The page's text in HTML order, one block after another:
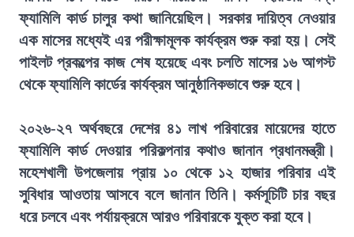
ফ্যামিলি কার্ড চালুর কথা জানিয়েছিল। সরকার দায়িত্ব নেওয়ার
এক মাসের মধ্যেই এর পরীক্ষামূলক কার্যক্রম শুরু করা হয়। সেই
পাইলট প্রকল্পের কাজ শেষ হয়েছে এবং চলতি মাসের ১৬ আগস্ট
থেকে ফ্যামিলি কার্ডের কার্যক্রম আনুষ্ঠানিকভাবে শুরু হবে।
২০২৬-২৭ অর্থবছরে দেশের ৪১ লাখ পরিবারের মায়েদের হাতে
ফ্যামিলি কার্ড দেওয়ার পরিকল্পনার কথাও জানান প্রধানমন্ত্রী।
মহেশখালী উপজেলায় প্রায় ১০ থেকে ১২ হাজার পরিবার এই
সুবিধার আওতায় আসবে বলে জানান তিনি। কর্মসূচিটি চার বছর
ধরে চলবে এবং পর্যায়ক্রমে আরও পরিবারকে যুক্ত করা হবে।